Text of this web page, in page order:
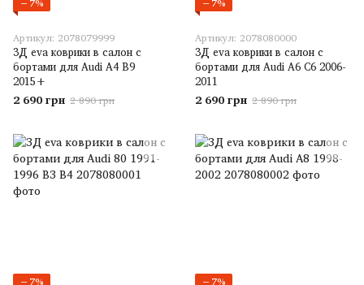
Артикул: 2078079999
3Д eva коврики в салон с
бортами для Audi A4 В9
2015+
2 690 грн 2 890 грн
Артикул: 2078080000
3Д eva коврики в салон с
бортами для Audi A6 С6 2006-
2011
2 690 грн 2 890 грн
−7% −7%